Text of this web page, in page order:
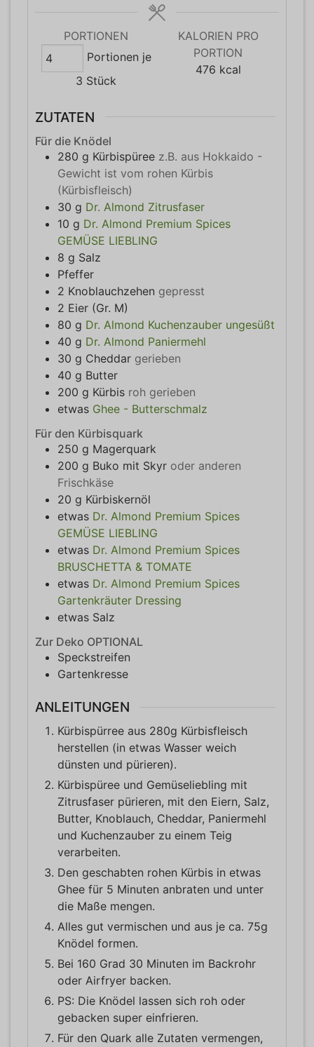
PORTIONEN
Portionen je
3 Stück
KALORIEN PRO
PORTION
476 kcal
ZUTATEN
Für die Knödel
280 g Kürbispüree z.B. aus Hokkaido -
Gewicht ist vom rohen Kürbis
(Kürbisfleisch)
30 g Dr. Almond Zitrusfaser
10 g Dr. Almond Premium Spices
GEMÜSE LIEBLING
8 g Salz
Pfeffer
2 Knoblauchzehen gepresst
2 Eier (Gr. M)
80 g Dr. Almond Kuchenzauber ungesüßt
40 g Dr. Almond Paniermehl
30 g Cheddar gerieben
40 g Butter
200 g Kürbis roh gerieben
etwas Ghee - Butterschmalz
Für den Kürbisquark
250 g Magerquark
200 g Buko mit Skyr oder anderen
Frischkäse
20 g Kürbiskernöl
etwas Dr. Almond Premium Spices
GEMÜSE LIEBLING
etwas Dr. Almond Premium Spices
BRUSCHETTA & TOMATE
etwas Dr. Almond Premium Spices
Gartenkräuter Dressing
etwas Salz
Zur Deko OPTIONAL
Speckstreifen
Gartenkresse
ANLEITUNGEN
Kürbispürree aus 280g Kürbisfleisch
herstellen (in etwas Wasser weich
dünsten und pürieren).
Kürbispüree und Gemüseliebling mit
Zitrusfaser pürieren, mit den Eiern, Salz,
Butter, Knoblauch, Cheddar, Paniermehl
und Kuchenzauber zu einem Teig
verarbeiten.
Den geschabten rohen Kürbis in etwas
Ghee für 5 Minuten anbraten und unter
die Maße mengen.
Alles gut vermischen und aus je ca. 75g
Knödel formen.
Bei 160 Grad 30 Minuten im Backrohr
oder Airfryer backen.
PS: Die Knödel lassen sich roh oder
gebacken super einfrieren.
Für den Quark alle Zutaten vermengen,